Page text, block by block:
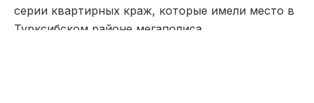
серии квартирных краж, которые имели место в
Турксибском районе мегаполиса.